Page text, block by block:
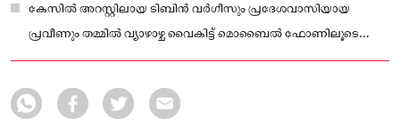
കേസിൽ അറസ്റ്റിലായ ടിബിൻ വർഗീസും പ്രദേശവാസിയായ
പ്രവീണും തമ്മിൽ വ്യാഴാഴ്ച വൈകിട്ട് മൊബൈൽ ഫോണിലൂടെ
തർക്കം ഉണ്ടായി.